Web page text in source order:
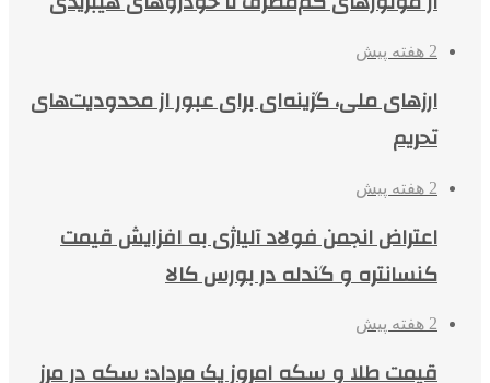
2 هفته پیش
ارزهای ملی، گزینه‌ای برای عبور از محدودیت‌های
تحریم
2 هفته پیش
اعتراض انجمن فولاد آلیاژی به افزایش قیمت
کنسانتره و گندله در بورس کالا
2 هفته پیش
قیمت طلا و سکه امروز یک مرداد؛ سکه در مرز